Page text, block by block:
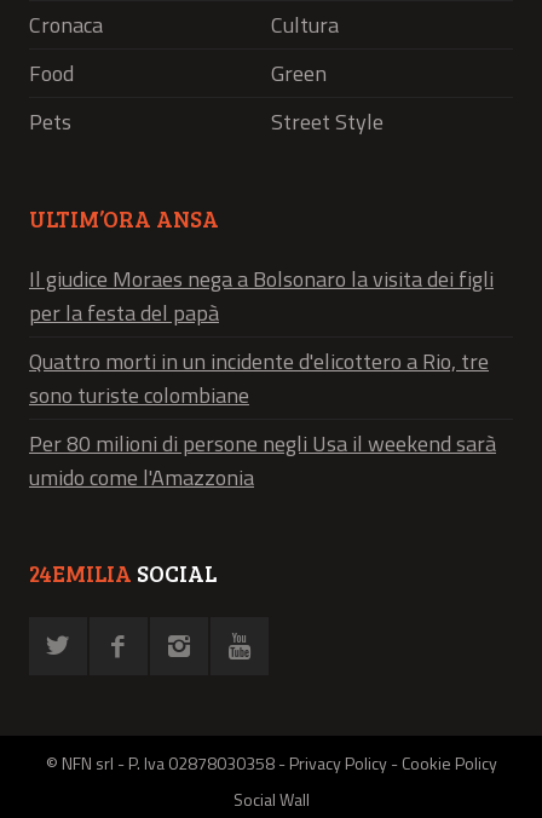
Cronaca
Cultura
Food
Green
Pets
Street Style
ULTIM’ORA ANSA
Il giudice Moraes nega a Bolsonaro la visita dei figli
per la festa del papà
Quattro morti in un incidente d'elicottero a Rio, tre
sono turiste colombiane
Per 80 milioni di persone negli Usa il weekend sarà
umido come l'Amazzonia
24EMILIA SOCIAL
© NFN srl - P. Iva 02878030358 -Privacy Policy-Cookie Policy
Social Wall